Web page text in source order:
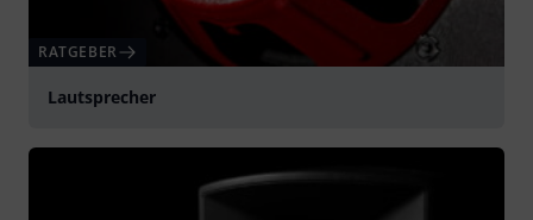
RATGEBER
Lautsprecher